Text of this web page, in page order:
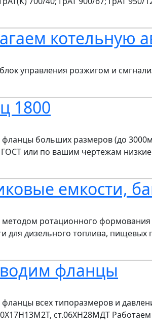
котельную
управления розжигом и
1800
больших размеров (до
ГОСТ или по вашим чертежам
емкости,
ротационного формования
для дизельного топлива, пищевых
фланцы
всех типоразмеров и
ст.06ХН28МДТ